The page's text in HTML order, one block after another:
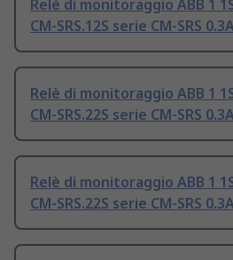
Relè di monitoraggio ABB 1
CM-SRS.12S serie CM-SRS
Relè di monitoraggio ABB 1
CM-SRS.22S serie CM-SRS
Relè di monitoraggio ABB 1
CM-SRS.22S serie CM-SRS